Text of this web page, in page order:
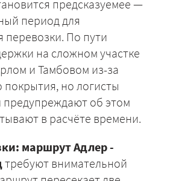
предсказуемее —
период для
перевозки. По пути
на сложном участке
и Тамбовом из-за
покрытия, но логисты
предупреждают об этом
в расчёте времени.
маршрут Адлер -
требуют внимательной